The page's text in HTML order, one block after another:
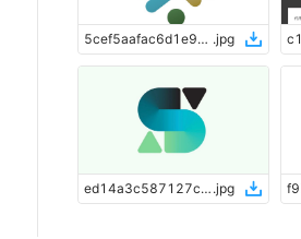
5cef5aafac6d1e916adcf8e47d3dabb6 .jpg
ed14a3c587127cad80b8e4a294d9db20 .jpg